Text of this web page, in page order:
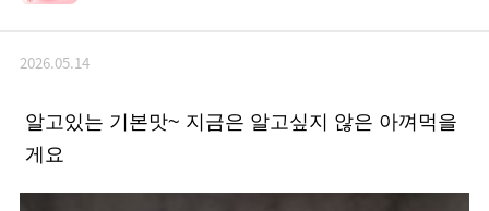
2026.05.14
알고있는 기본맛~ 지금은 알고싶지 않은 아껴먹을
게요